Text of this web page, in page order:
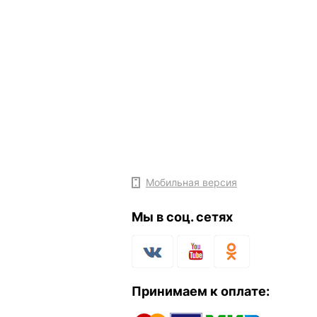
Мобильная версия
Мы в соц. сетях
Принимаем к оплате: